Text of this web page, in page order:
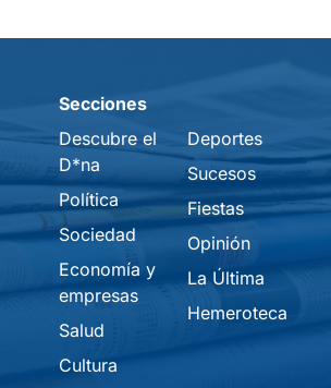
Secciones
Descubre el
D*na
Política
Sociedad
Economía y
empresas
Salud
Cultura
Deportes
Sucesos
Fiestas
Opinión
La Última
Hemeroteca